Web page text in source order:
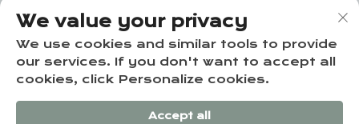
+86-19124331532
สงวนลิขสิทธิ์ © บริษัทกว่างโจว ยูจือ ฮวงจู คอร์ปอเรชั่น จำกัด -
We value your privacy
We use cookies and similar tools to provide
our services. If you don't want to accept all
cookies, click Personalize cookies.
Accept all